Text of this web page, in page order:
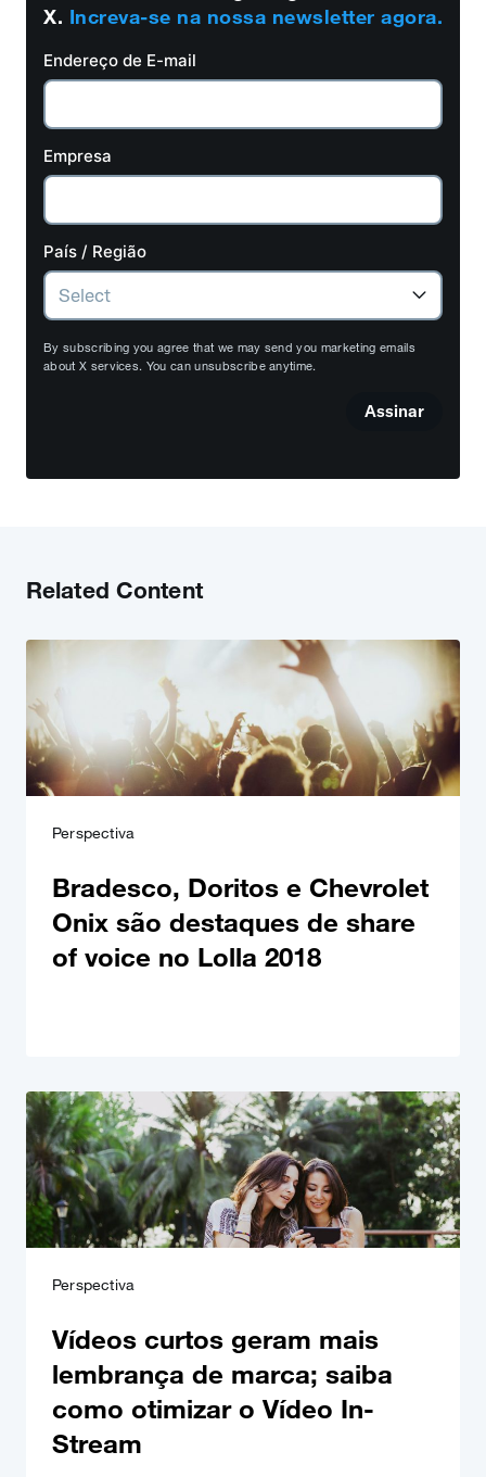
X. Increva-se na nossa newsletter agora.
Endereço de E-mail
Empresa
País / Região
By subscribing you agree that we may send you marketing emails
about X services. You can unsubscribe anytime.
Assinar
Related Content
Perspectiva
Bradesco, Doritos e Chevrolet
Onix são destaques de share
of voice no Lolla 2018
Perspectiva
Vídeos curtos geram mais
lembrança de marca; saiba
como otimizar o Vídeo In-
Stream